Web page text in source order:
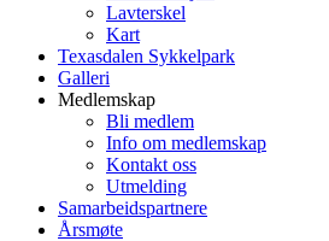
Lavterskel
Kart
Texasdalen Sykkelpark
Galleri
Medlemskap
Bli medlem
Info om medlemskap
Kontakt oss
Utmelding
Samarbeidspartnere
Årsmøte